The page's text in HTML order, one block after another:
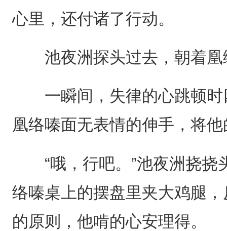
心里，还付诸了行动。
池夜洲探头过去，朝着凰
一瞬间，失律的心跳顿时
凰络嗪面无表情的伸手，将
“哦，行吧。”池夜洲挠挠
络嗪桌上的摆盘里夹大鸡腿
的原则，他啃的心安理得。